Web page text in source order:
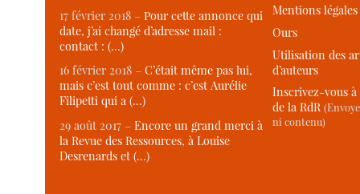
17 février 2018 –Pour cette annonce qui
date, j’ai changé d’adresse mail :
contact : (…)
16 février 2018 –C’était même pas lui,
mais c’est tout comme : c’est Aurélie
Filipetti qui a (…)
29 août 2017 –Encore un grand merci à
la Revue des Ressources, à Louise
Desrenards et (…)
Mentions légales
Ours
Utilisation des
d’auteurs
Inscrivez-vous
de la RdR
ni contenu)